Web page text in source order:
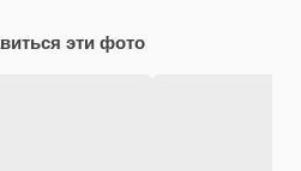
эти фото